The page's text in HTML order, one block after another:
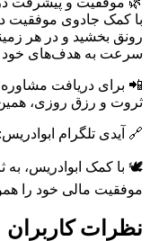
با کمک جادوی موفقیت
رونق بخشید و در هر
سرعت به هدف‌های خود
📲 برای دریافت
ثروت و رزق روزی، همین
🔗 آیدی تلگرام ابوادریس: aboedris@
🕊 با کمک ابوادریس، به
موفقیت مالی خود را
نظرات کاربران